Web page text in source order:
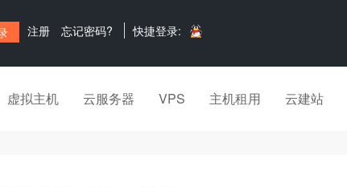
注册 忘记密码? 快捷登录:
虚拟主机 云服务器 VPS 主机租用 云建站